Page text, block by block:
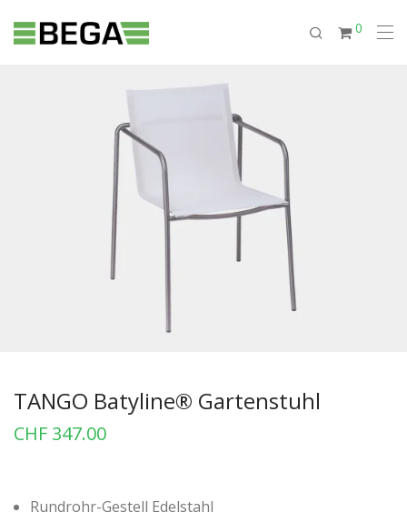
0
TANGO Batyline® Gartenstuhl
CHF 347.00
Rundrohr-Gestell Edelstahl